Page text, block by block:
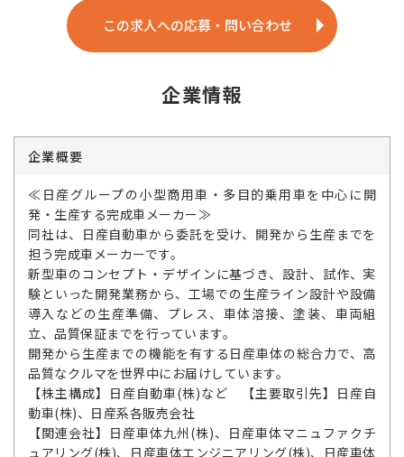
この求人への応募・問い合わせ
企業情報
企業概要
≪日産グループの小型商用車・多目的乗用車を中心に開
発・生産する完成車メーカー≫
同社は、日産自動車から委託を受け、開発から生産までを
担う完成車メーカーです。
新型車のコンセプト・デザインに基づき、設計、試作、実
験といった開発業務から、工場での生産ライン設計や設備
導入などの生産準備、プレス、車体溶接、塗装、車両組
立、品質保証までを行っています。
開発から生産までの機能を有する日産車体の総合力で、高
品質なクルマを世界中にお届けしています。
【株主構成】日産自動車(株)など 【主要取引先】日産自
動車(株)、日産系各販売会社
【関連会社】日産車体九州(株)、日産車体マニュファクチ
ュアリング(株)、日産車体エンジニアリング(株)、日産車体